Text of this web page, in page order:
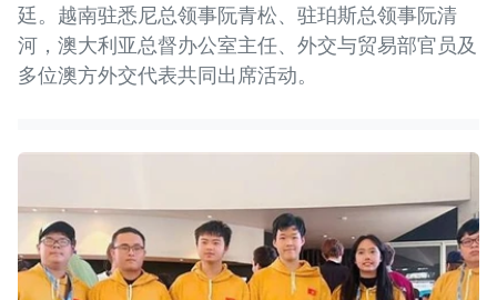
廷。越南驻悉尼总领事阮青松、驻珀斯总领事阮清
河，澳大利亚总督办公室主任、外交与贸易部官员及
多位澳方外交代表共同出席活动。